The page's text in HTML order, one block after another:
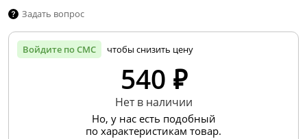
Задать вопрос
Войдите по СМС чтобы снизить цену
540 ₽
Нет в наличии
Но, у нас есть подобный
по характеристикам товар.